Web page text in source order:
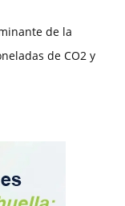
de la
de CO2 y